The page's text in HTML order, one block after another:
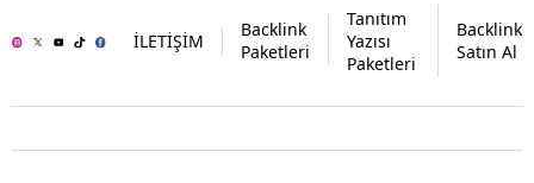
İLETİŞİM
Backlink
Paketleri
Tanıtım
Yazısı
Paketleri
Backlink
Satın Al